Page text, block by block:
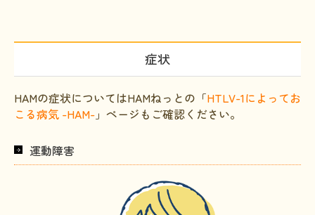
症状
HAMの症状についてはHAMねっとの「HTLV-1によってお
こる病気 -HAM-」 ページもご確認ください。
運動障害